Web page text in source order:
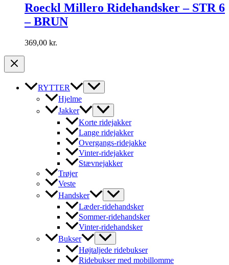
Roeckl Millero Ridehandsker – STR 6
– BRUN
369,00 kr.
RYTTER
Hjelme
Jakker
Korte ridejakker
Lange ridejakker
Overgangs-ridejakke
Vinter-ridejakker
Stævnejakker
Trøjer
Veste
Handsker
Læder-ridehandsker
Sommer-ridehandsker
Vinter-ridehandsker
Bukser
Højtaljede ridebukser
Ridebukser med mobillomme